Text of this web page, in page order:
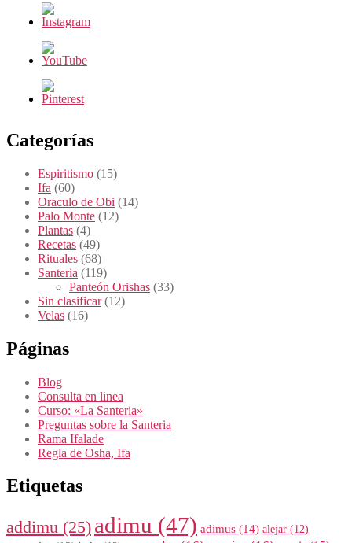
Categorías
Espiritismo (15)
Ifa (60)
Oraculo de Obi (14)
Palo Monte (12)
Plantas (4)
Recetas (49)
Rituales (68)
Santeria (119)
Panteón Orishas (33)
Sin clasificar(12)
Velas (16)
Páginas
Blog
Consulta en linea
Curso: «La Santeria»
Preguntas sobre la Santeria
Rama Ifalade
Regla de Osha, Ifa
Etiquetas
addimu (25) adimu (47) adimus (14) alejar (12)